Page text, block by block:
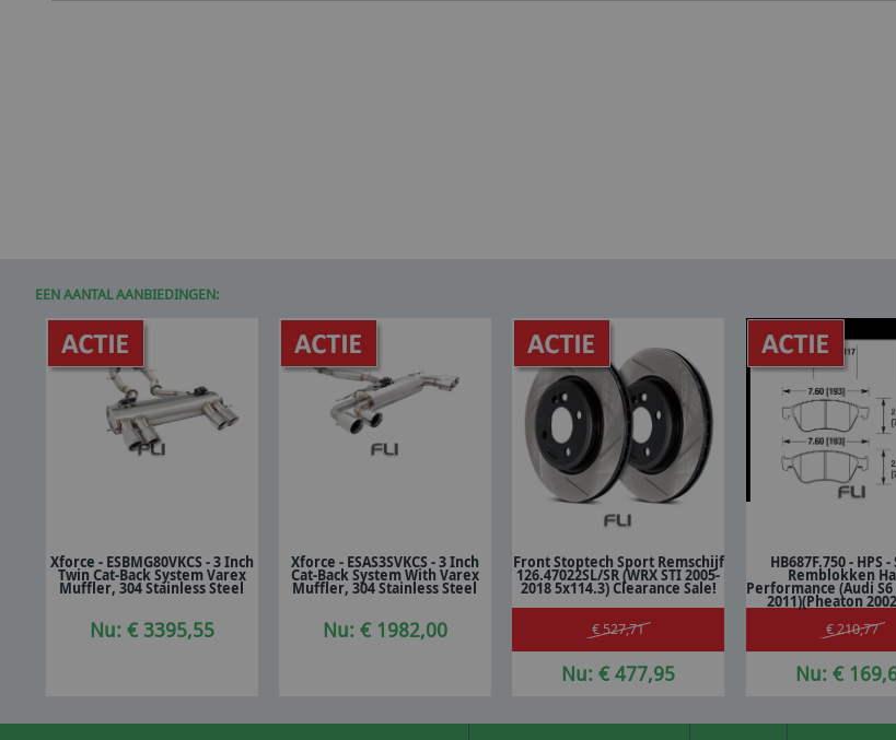
EEN AANTAL AANBIEDINGEN:
In winkelwagen
Xforce - ESBMG80VKCS - 3 Inch
Twin Cat-Back System Varex
Muffler, 304 Stainless Steel
Nu: € 3395,55
In winkelwagen
Xforce - ESAS3SVKCS - 3 Inch
Cat-Back System With Varex
Muffler, 304 Stainless Steel
Nu: € 1982,00
In winkelwagen
Front Stoptech Sport Remschijf
126.47022SL/SR (WRX STI 2005-
2018 5x114.3) Clearance Sale!
€ 527,71
Nu: € 477,95
In
HB687F.750 - HPS
Remblokken
Performance (Audi S6
2011)(Pheaton
€ 210,77
Nu: €